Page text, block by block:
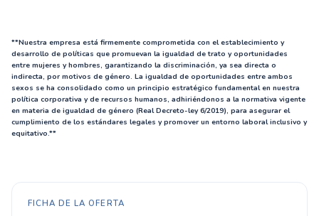
**Nuestra empresa está firmemente comprometida con el establecimiento y
desarrollo de políticas que promuevan la igualdad de trato y oportunidades
entre mujeres y hombres, garantizando la discriminación, ya sea directa o
indirecta, por motivos de género. La igualdad de oportunidades entre ambos
sexos se ha consolidado como un principio estratégico fundamental en nuestra
política corporativa y de recursos humanos, adhiriéndonos a la normativa vigente
en materia de igualdad de género (Real Decreto-ley 6/2019), para asegurar el
cumplimiento de los estándares legales y promover un entorno laboral inclusivo y
equitativo.**
FICHA DE LA OFERTA